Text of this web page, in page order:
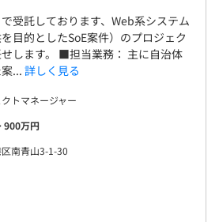
受託しております、Web系システム
目的としたSoE案件）のプロジェク
します。 ■担当業務： 主に自治体
... 詳しく見る
トマネージャー
900万円
南青山3-1-30